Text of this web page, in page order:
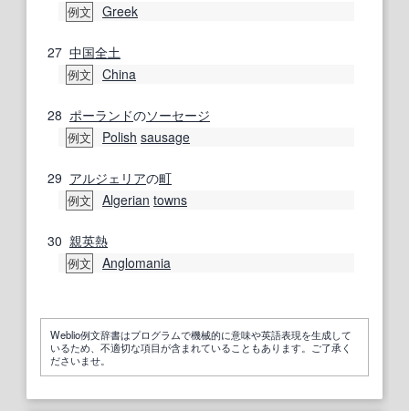
例文 Greek
27 中国全土
例文 China
28 ポーランドのソーセージ
例文 Polish sausage
29 アルジェリアの町
例文 Algerian towns
30 親英熱
例文 Anglomania
Weblio例文辞書はプログラムで機械的に意味や英語表現を生成して
いるため、不適切な項目が含まれていることもあります。ご了承く
ださいませ。